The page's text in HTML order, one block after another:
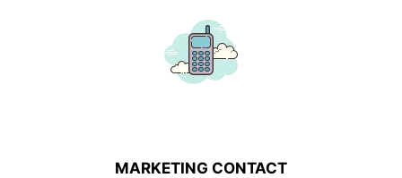
MARKETING CONTACT